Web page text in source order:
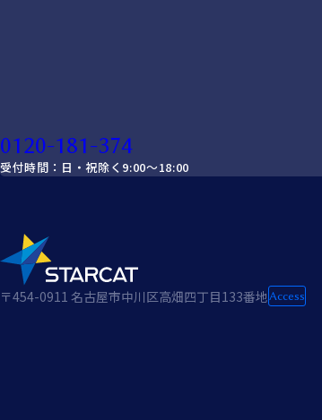
0120-181-374
受付時間：日・祝除く9:00～18:00
〒454-0911 名古屋市中川区高畑四丁目133番地Access